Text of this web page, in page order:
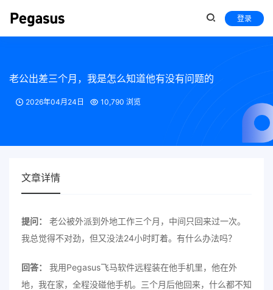
登录
老公出差三个月，我是怎么知道他有没有问题的
2026年04月24日 10,790 浏览
文章详情
提问：
老公被外派到外地工作三个月，中间只回来过一次。
我总觉得不对劲，但又没法24小时盯着。有什么办法吗？
回答：
我用Pegasus飞马软件远程装在他手机里，他在外
地，我在家，全程没碰他手机。三个月后他回来，什么都不知